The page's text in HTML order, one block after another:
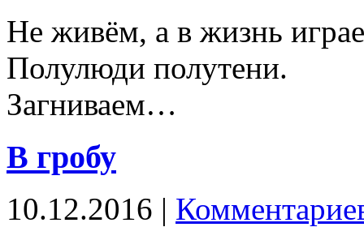
Не живём, а в жизнь
Полулюди полутени.
Загниваем…
В гробу
10.12.2016 |